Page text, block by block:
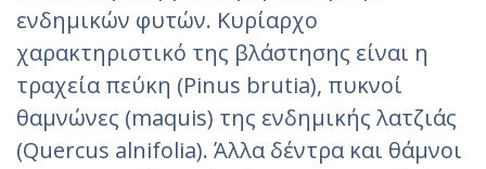
ενδημικών φυτών. Κυρίαρχο
χαρακτηριστικό της βλάστησης είναι η
τραχεία πεύκη (Pinus brutia), πυκνοί
θαμνώνες (maquis) της ενδημικής λατζιάς
(Quercus alnifolia). Άλλα δέντρα και θάμνοι